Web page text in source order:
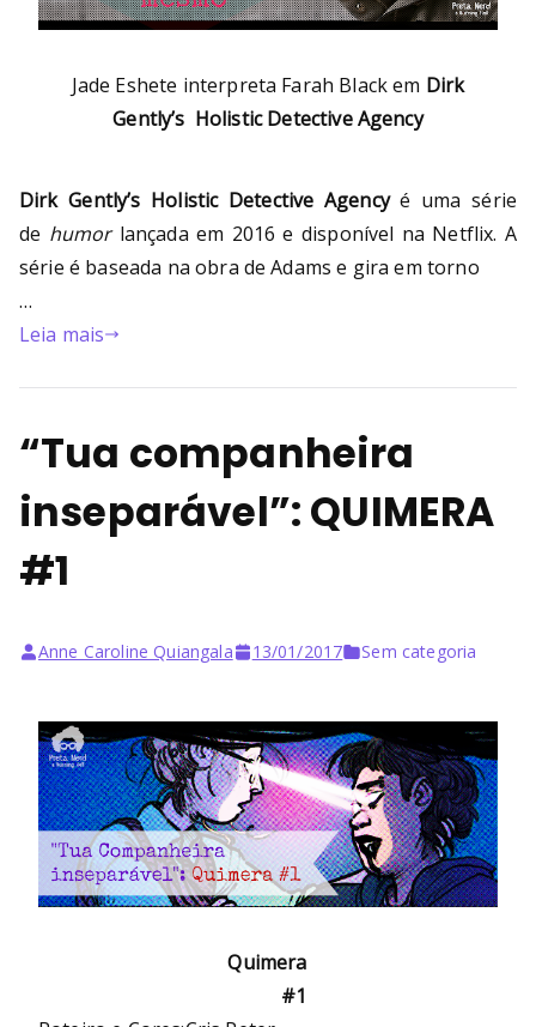
Jade Eshete interpreta Farah Black em Dirk
Gently’s Holistic Detective Agency
Dirk Gently’s Holistic Detective Agencyé uma série
de humor lançada em 2016 e disponível na Netflix. A
série é baseada na obra de Adams e gira em torno
…
Leia mais
“Tua companheira
inseparável”: QUIMERA
#1
Anne Caroline Quiangala 13/01/2017 Sem categoria
Quimera
#1